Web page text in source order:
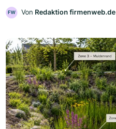
FW Von Redaktion firmenweb.de